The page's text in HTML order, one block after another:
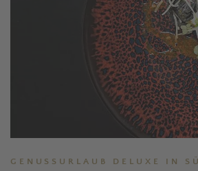
GENUSSURLAUB DELUXE IN